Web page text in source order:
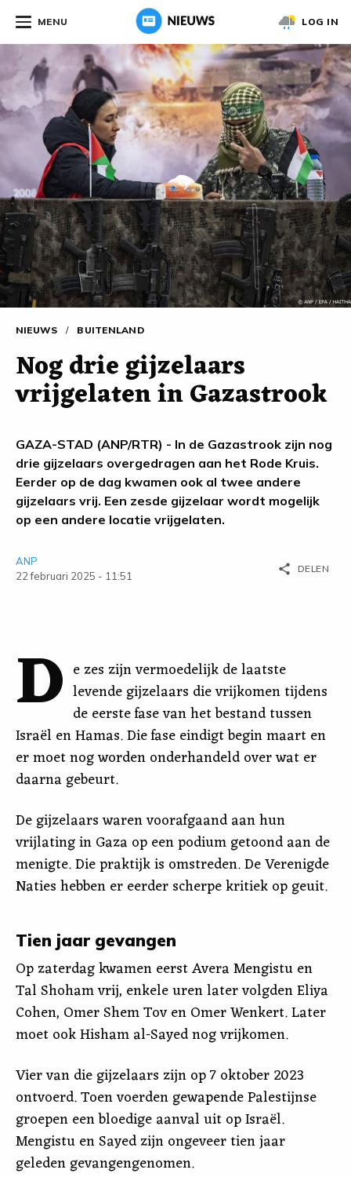
MENU LOG IN
NIEUWS / BUITENLAND
Nog drie gijzelaars
vrijgelaten in Gazastrook
GAZA-STAD (ANP/RTR) - In de Gazastrook zijn nog
drie gijzelaars overgedragen aan het Rode Kruis.
Eerder op de dag kwamen ook al twee andere
gijzelaars vrij. Een zesde gijzelaar wordt mogelijk
op een andere locatie vrijgelaten.
ANP
22 februari 2025 - 11:51
share DELEN
D e zes zijn vermoedelijk de laatste
levende gijzelaars die vrijkomen tijdens
de eerste fase van het bestand tussen
Israël en Hamas. Die fase eindigt begin maart en
er moet nog worden onderhandeld over wat er
daarna gebeurt.
De gijzelaars waren voorafgaand aan hun
vrijlating in Gaza op een podium getoond aan de
menigte. Die praktijk is omstreden. De Verenigde
Naties hebben er eerder scherpe kritiek op geuit.
Tien jaar gevangen
Op zaterdag kwamen eerst Avera Mengistu en
Tal Shoham vrij, enkele uren later volgden Eliya
Cohen, Omer Shem Tov en Omer Wenkert. Later
moet ook Hisham al-Sayed nog vrijkomen.
Vier van die gijzelaars zijn op 7 oktober 2023
ontvoerd. Toen voerden gewapende Palestijnse
groepen een bloedige aanval uit op Israël.
Mengistu en Sayed zijn ongeveer tien jaar
geleden gevangengenomen.